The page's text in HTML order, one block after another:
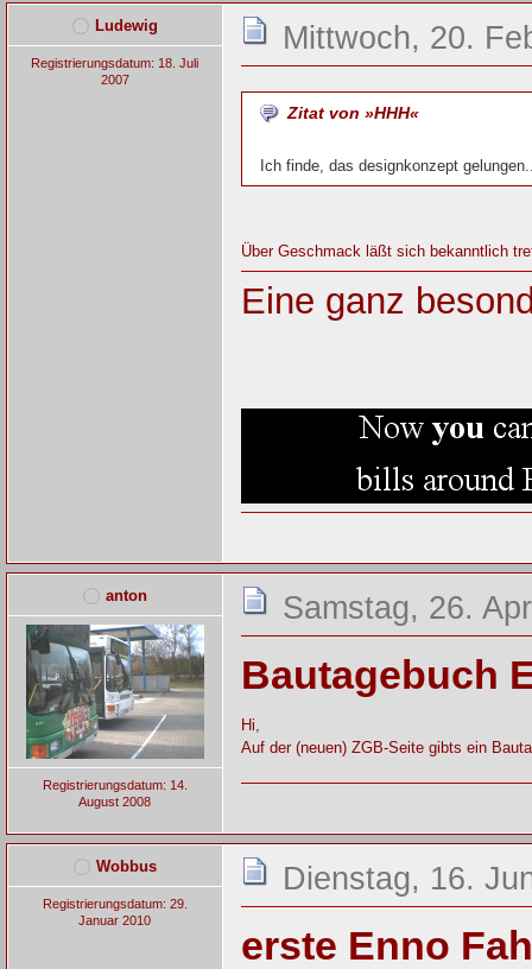
Ludewig
Registrierungsdatum: 18. Juli
2007
Mittwoch, 20.
Zitat von »HHH«
Ich finde, das designkonzept
Über Geschmack läßt sich bekanntlich
Eine ganz
anton
Registrierungsdatum: 14.
August 2008
Samstag, 26.
Bautagebuch
Hi,
Auf der (neuen) ZGB-Seite gibts ein
Wobbus
Registrierungsdatum: 29.
Januar 2010
Dienstag, 16.
erste Enno